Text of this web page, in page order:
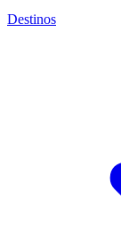
Destinos